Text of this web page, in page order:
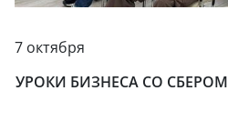
7 октября
УРОКИ БИЗНЕСА СО СБЕРОМ